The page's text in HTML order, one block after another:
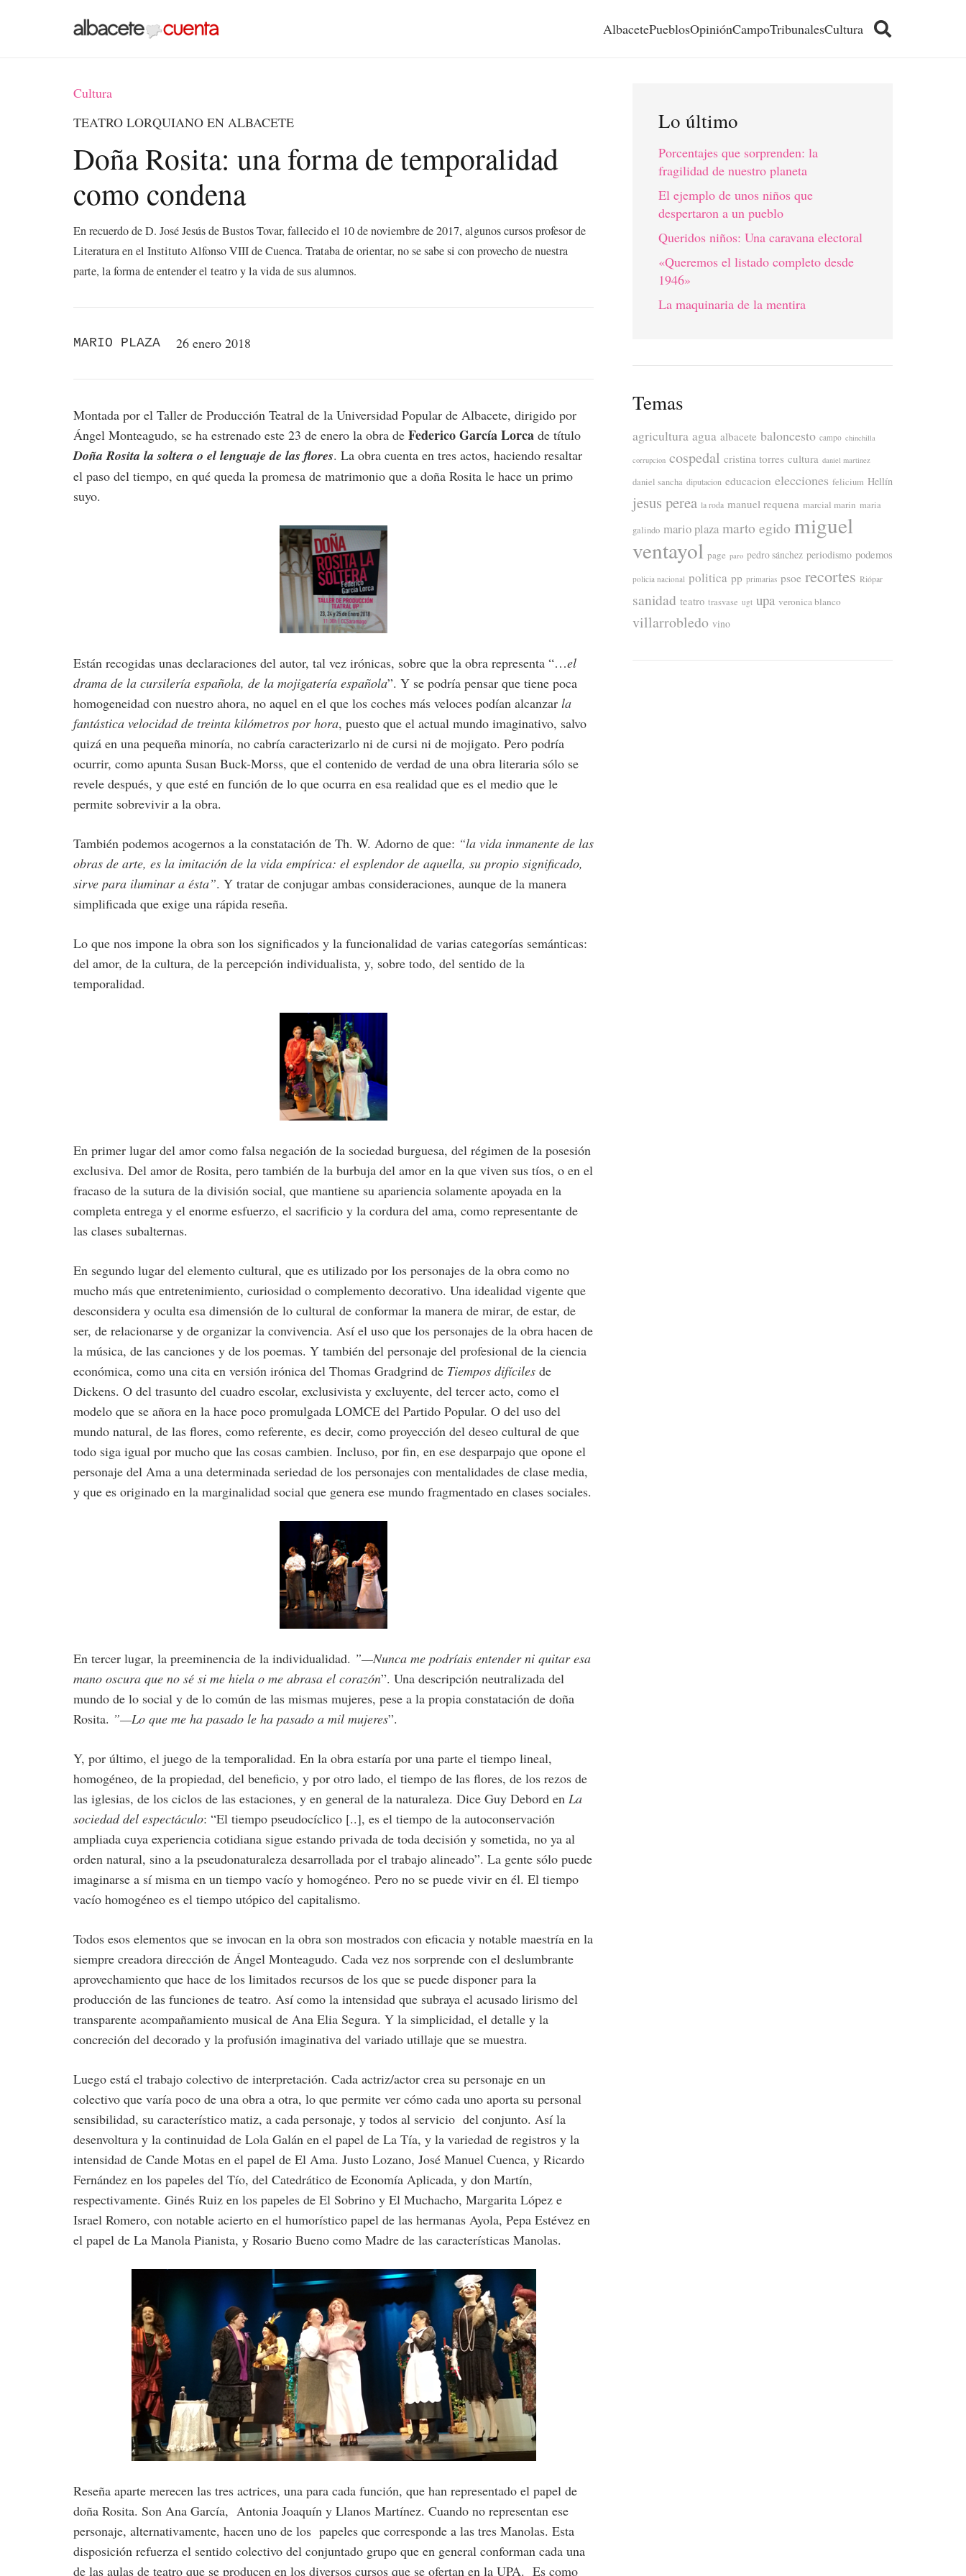
AlbacetePueblosOpiniónCampoTribunalesCultura
Cultura
TEATRO LORQUIANO EN ALBACETE
Doña Rosita: una forma de temporalidad
como condena
En recuerdo de D. José Jesús de Bustos Tovar, fallecido el 10 de noviembre de 2017, algunos cursos profesor de
Literatura en el Instituto Alfonso VIII de Cuenca. Trataba de orientar, no se sabe si con provecho de nuestra
parte, la forma de entender el teatro y la vida de sus alumnos.
MARIO PLAZA 26 enero 2018
Montada por el Taller de Producción Teatral de la Universidad Popular de Albacete, dirigido por
Ángel Monteagudo, se ha estrenado este 23 de enero la obra de Federico García Lorca de título
Doña Rosita la soltera o el lenguaje de las flores. La obra cuenta en tres actos, haciendo resaltar
el paso del tiempo, en qué queda la promesa de matrimonio que a doña Rosita le hace un primo
suyo.
Están recogidas unas declaraciones del autor, tal vez irónicas, sobre que la obra representa “…el
drama de la cursilería española, de la mojigatería española”. Y se podría pensar que tiene poca
homogeneidad con nuestro ahora, no aquel en el que los coches más veloces podían alcanzar la
fantástica velocidad de treinta kilómetros por hora, puesto que el actual mundo imaginativo, salvo
quizá en una pequeña minoría, no cabría caracterizarlo ni de cursi ni de mojigato. Pero podría
ocurrir, como apunta Susan Buck-Morss, que el contenido de verdad de una obra literaria sólo se
revele después, y que esté en función de lo que ocurra en esa realidad que es el medio que le
permite sobrevivir a la obra.
También podemos acogernos a la constatación de Th. W. Adorno de que: “la vida inmanente de las
obras de arte, es la imitación de la vida empírica: el esplendor de aquella, su propio significado,
sirve para iluminar a ésta”. Y tratar de conjugar ambas consideraciones, aunque de la manera
simplificada que exige una rápida reseña.
Lo que nos impone la obra son los significados y la funcionalidad de varias categorías semánticas:
del amor, de la cultura, de la percepción individualista, y, sobre todo, del sentido de la
temporalidad.
En primer lugar del amor como falsa negación de la sociedad burguesa, del régimen de la posesión
exclusiva. Del amor de Rosita, pero también de la burbuja del amor en la que viven sus tíos, o en el
fracaso de la sutura de la división social, que mantiene su apariencia solamente apoyada en la
completa entrega y el enorme esfuerzo, el sacrificio y la cordura del ama, como representante de
las clases subalternas.
En segundo lugar del elemento cultural, que es utilizado por los personajes de la obra como no
mucho más que entretenimiento, curiosidad o complemento decorativo. Una idealidad vigente que
desconsidera y oculta esa dimensión de lo cultural de conformar la manera de mirar, de estar, de
ser, de relacionarse y de organizar la convivencia. Así el uso que los personajes de la obra hacen de
la música, de las canciones y de los poemas. Y también del personaje del profesional de la ciencia
económica, como una cita en versión irónica del Thomas Gradgrind de Tiempos difíciles de
Dickens. O del trasunto del cuadro escolar, exclusivista y excluyente, del tercer acto, como el
modelo que se añora en la hace poco promulgada LOMCE del Partido Popular. O del uso del
mundo natural, de las flores, como referente, es decir, como proyección del deseo cultural de que
todo siga igual por mucho que las cosas cambien. Incluso, por fin, en ese desparpajo que opone el
personaje del Ama a una determinada seriedad de los personajes con mentalidades de clase media,
y que es originado en la marginalidad social que genera ese mundo fragmentado en clases sociales.
En tercer lugar, la preeminencia de la individualidad. ”—Nunca me podríais entender ni quitar esa
mano oscura que no sé si me hiela o me abrasa el corazón”. Una descripción neutralizada del
mundo de lo social y de lo común de las mismas mujeres, pese a la propia constatación de doña
Rosita. ”—Lo que me ha pasado le ha pasado a mil mujeres”.
Y, por último, el juego de la temporalidad. En la obra estaría por una parte el tiempo lineal,
homogéneo, de la propiedad, del beneficio, y por otro lado, el tiempo de las flores, de los rezos de
las iglesias, de los ciclos de las estaciones, y en general de la naturaleza. Dice Guy Debord en La
sociedad del espectáculo: “El tiempo pseudocíclico [..], es el tiempo de la autoconservación
ampliada cuya experiencia cotidiana sigue estando privada de toda decisión y sometida, no ya al
orden natural, sino a la pseudonaturaleza desarrollada por el trabajo alineado”. La gente sólo puede
imaginarse a sí misma en un tiempo vacío y homogéneo. Pero no se puede vivir en él. El tiempo
vacío homogéneo es el tiempo utópico del capitalismo.
Todos esos elementos que se invocan en la obra son mostrados con eficacia y notable maestría en la
siempre creadora dirección de Ángel Monteagudo. Cada vez nos sorprende con el deslumbrante
aprovechamiento que hace de los limitados recursos de los que se puede disponer para la
producción de las funciones de teatro. Así como la intensidad que subraya el acusado lirismo del
transparente acompañamiento musical de Ana Elia Segura. Y la simplicidad, el detalle y la
concreción del decorado y la profusión imaginativa del variado utillaje que se muestra.
Luego está el trabajo colectivo de interpretación. Cada actriz/actor crea su personaje en un
colectivo que varía poco de una obra a otra, lo que permite ver cómo cada uno aporta su personal
sensibilidad, su característico matiz, a cada personaje, y todos al servicio del conjunto. Así la
desenvoltura y la continuidad de Lola Galán en el papel de La Tía, y la variedad de registros y la
intensidad de Cande Motas en el papel de El Ama. Justo Lozano, José Manuel Cuenca, y Ricardo
Fernández en los papeles del Tío, del Catedrático de Economía Aplicada, y don Martín,
respectivamente. Ginés Ruiz en los papeles de El Sobrino y El Muchacho, Margarita López e
Israel Romero, con notable acierto en el humorístico papel de las hermanas Ayola, Pepa Estévez en
el papel de La Manola Pianista, y Rosario Bueno como Madre de las características Manolas.
Reseña aparte merecen las tres actrices, una para cada función, que han representado el papel de
doña Rosita. Son Ana García, Antonia Joaquín y Llanos Martínez. Cuando no representan ese
personaje, alternativamente, hacen uno de los papeles que corresponde a las tres Manolas. Esta
disposición refuerza el sentido colectivo del conjuntado grupo que en general conforman cada una
de las aulas de teatro que se producen en los diversos cursos que se ofertan en la UPA. Es como
Lo último
Porcentajes que sorprenden: la
fragilidad de nuestro planeta
El ejemplo de unos niños que
despertaron a un pueblo
Queridos niños: Una caravana electoral
«Queremos el listado completo desde
1946»
La maquinaria de la mentira
Temas
agricultura agua albacete baloncesto campo chinchilla
corrupcion cospedal cristina torres cultura daniel martinez
daniel sancha diputacion educacion elecciones felicium Hellín
jesus perea la roda manuel requena marcial marin maria
galindo mario plaza marto egido miguel
ventayol page paro pedro sánchez periodismo podemos
policia nacional politica pp primarias psoe recortes Riópar
sanidad teatro trasvase ugt upa veronica blanco
villarrobledo vino